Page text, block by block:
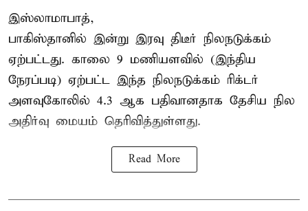
இஸ்லாமாபாத்,
பாகிஸ்தானில் இன்று இரவு திடீர் நிலநடுக்கம்
ஏற்பட்டது. காலை 9 மணியளவில் (இந்திய
நேரப்படி) ஏற்பட்ட இந்த நிலநடுக்கம் ரிக்டர்
அளவுகோலில் 4.3 ஆக பதிவானதாக தேசிய நில
அதிர்வு மையம் தெரிவித்துள்ளது.
Read More